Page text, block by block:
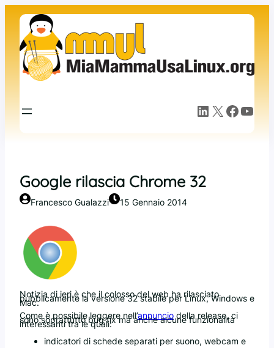
contenuto
LinkedIn X Facebook YouTube
Google rilascia Chrome 32
Francesco Gualazzi 15 Gennaio 2014
Notizia di ieri è che il colosso del web ha rilasciato
pubblicamente la versione 32 stabile per Linux, Windows e
Mac.
Come è possibile leggere nell’annuncio della release, ci
sono soprattutto bug fix ma anche alcune funzionalità
interessanti tra le quali:
indicatori di schede separati per suono, webcam e